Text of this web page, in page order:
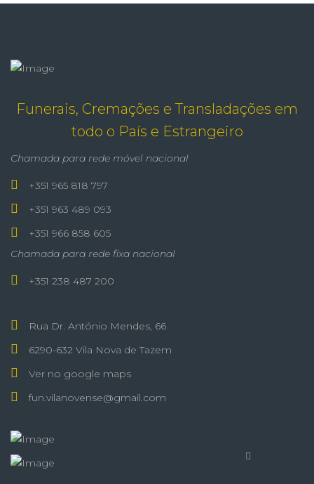
Funerais, Cremações e Transladações em
todo o País e Estrangeiro
Chamada para rede móvel nacional
+351 965 818 797
+351 963 489 093
+351 966 858 605
Chamada para rede fixa nacional
+351 238 487 200
Rua Dr. António Mendes, 66
6290-632 Vila Nova de Tazem
Ver no google maps
fun.vilanovense@gmail.com